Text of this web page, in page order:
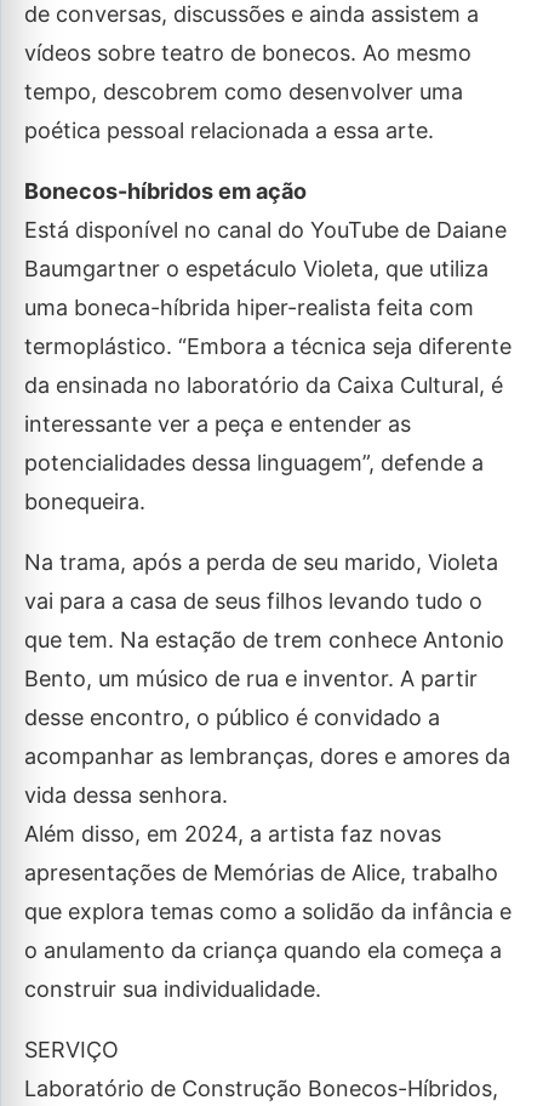
de conversas, discussões e ainda assistem a
vídeos sobre teatro de bonecos. Ao mesmo
tempo, descobrem como desenvolver uma
poética pessoal relacionada a essa arte.
Bonecos-híbridos em ação
Está disponível no canal do YouTube de Daiane
Baumgartner o espetáculo Violeta, que utiliza
uma boneca-híbrida hiper-realista feita com
termoplástico. “Embora a técnica seja diferente
da ensinada no laboratório da Caixa Cultural, é
interessante ver a peça e entender as
potencialidades dessa linguagem”, defende a
bonequeira.
Na trama, após a perda de seu marido, Violeta
vai para a casa de seus filhos levando tudo o
que tem. Na estação de trem conhece Antonio
Bento, um músico de rua e inventor. A partir
desse encontro, o público é convidado a
acompanhar as lembranças, dores e amores da
vida dessa senhora.
Além disso, em 2024, a artista faz novas
apresentações de Memórias de Alice, trabalho
que explora temas como a solidão da infância e
o anulamento da criança quando ela começa a
construir sua individualidade.
SERVIÇO
Laboratório de Construção Bonecos-Híbridos,